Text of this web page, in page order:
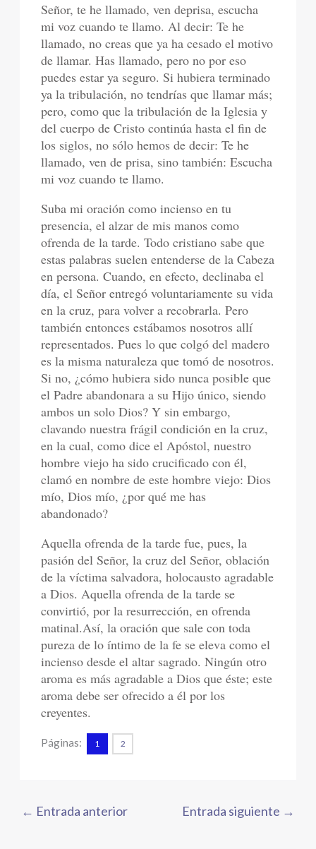
Señor, te he llamado, ven deprisa, escucha
mi voz cuando te llamo. Al decir: Te he
llamado, no creas que ya ha cesado el motivo
de llamar. Has llamado, pero no por eso
puedes estar ya seguro. Si hubiera terminado
ya la tribulación, no tendrías que llamar más;
pero, como que la tribulación de la Iglesia y
del cuerpo de Cristo continúa hasta el fin de
los siglos, no sólo hemos de decir: Te he
llamado, ven de prisa, sino también: Escucha
mi voz cuando te llamo.
Suba mi oración como incienso en tu
presencia, el alzar de mis manos como
ofrenda de la tarde. Todo cristiano sabe que
estas palabras suelen entenderse de la Cabeza
en persona. Cuando, en efecto, declinaba el
día, el Señor entregó voluntariamente su vida
en la cruz, para volver a recobrarla. Pero
también entonces estábamos nosotros allí
representados. Pues lo que colgó del madero
es la misma naturaleza que tomó de nosotros.
Si no, ¿cómo hubiera sido nunca posible que
el Padre abandonara a su Hijo único, siendo
ambos un solo Dios? Y sin embargo,
clavando nuestra frágil condición en la cruz,
en la cual, como dice el Apóstol, nuestro
hombre viejo ha sido crucificado con él,
clamó en nombre de este hombre viejo: Dios
mío, Dios mío, ¿por qué me has
abandonado?
Aquella ofrenda de la tarde fue, pues, la
pasión del Señor, la cruz del Señor, oblación
de la víctima salvadora, holocausto agradable
a Dios. Aquella ofrenda de la tarde se
convirtió, por la resurrección, en ofrenda
matinal.Así, la oración que sale con toda
pureza de lo íntimo de la fe se eleva como el
incienso desde el altar sagrado. Ningún otro
aroma es más agradable a Dios que éste; este
aroma debe ser ofrecido a él por los
creyentes.
Páginas: 1 2
← Entrada anterior Entrada siguiente →